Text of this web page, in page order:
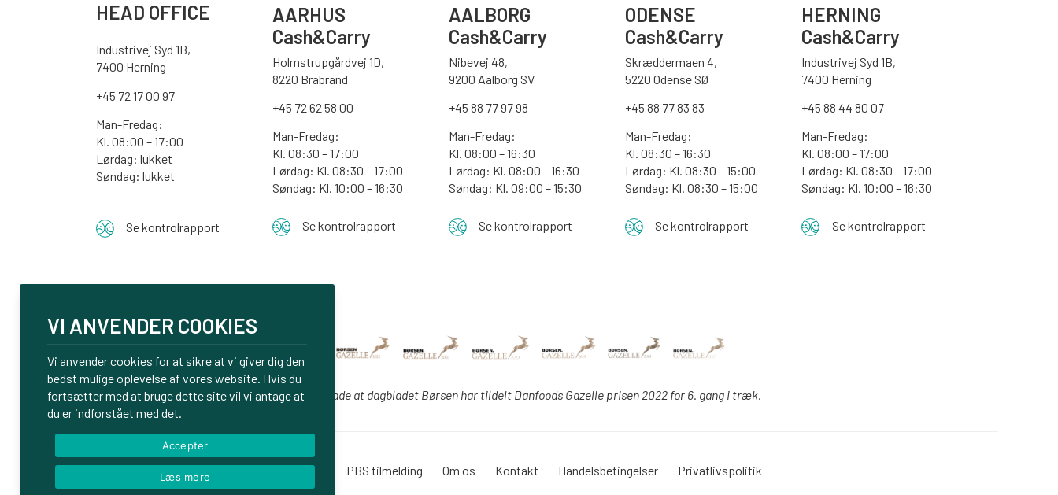
HEAD OFFICE
Industrivej Syd 1B,
7400 Herning
+45 72 17 00 97
Man-Fredag:
Kl. 08:00 – 17:00
Lørdag: lukket
Søndag: lukket
Se kontrolrapport
AARHUS
Cash&Carry
Holmstrupgårdvej 1D,
8220 Brabrand
+45 72 62 58 00
Man-Fredag:
Kl. 08:30 – 17:00
Lørdag: Kl. 08:30 – 17:00
Søndag: Kl. 10:00 – 16:30
Se kontrolrapport
AALBORG
Cash&Carry
Nibevej 48,
9200 Aalborg SV
+45 88 77 97 98
Man-Fredag:
Kl. 08:00 – 16:30
Lørdag: Kl. 08:00 – 16:30
Søndag: Kl. 09:00 – 15:30
Se kontrolrapport
ODENSE
Cash&Carry
Skræddermaen 4,
5220 Odense SØ
+45 88 77 83 83
Man-Fredag:
Kl. 08:30 – 16:30
Lørdag: Kl. 08:30 – 15:00
Søndag: Kl. 08:30 – 15:00
Se kontrolrapport
HERNING
Cash&Carry
Industrivej Syd 1B,
7400 Herning
+45 88 44 80 07
Man-Fredag:
Kl. 08:00 – 17:00
Lørdag: Kl. 08:30 – 17:00
Søndag: Kl. 10:00 – 16:30
Se kontrolrapport
Vi er glade at dagbladet Børsen har tildelt Danfoods Gazelle prisen 2022 for 6. gang i træk.
Login PBS tilmelding Om os Kontakt Handelsbetingelser Privatlivspolitik
VI ANVENDER COOKIES
Vi anvender cookies for at sikre at vi giver dig den
bedst mulige oplevelse af vores website. Hvis du
fortsætter med at bruge dette site vil vi antage at
du er indforstået med det.
Accepter
Læs mere